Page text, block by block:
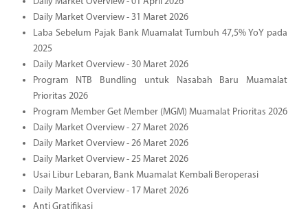
Daily Market Overview - 31 Maret 2026
Laba Sebelum Pajak Bank Muamalat Tumbuh 47,5% YoY pada
2025
Daily Market Overview - 30 Maret 2026
Program NTB Bundling untuk Nasabah Baru Muamalat
Prioritas 2026
Program Member Get Member (MGM) Muamalat Prioritas 2026
Daily Market Overview - 27 Maret 2026
Daily Market Overview - 26 Maret 2026
Daily Market Overview - 25 Maret 2026
Usai Libur Lebaran, Bank Muamalat Kembali Beroperasi
Daily Market Overview - 17 Maret 2026
Anti Gratifikasi